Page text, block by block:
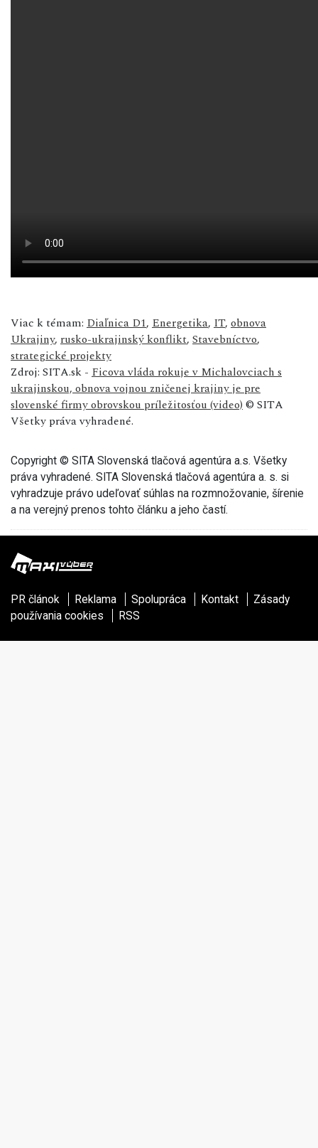
Viac k témam: Diaľnica D1, Energetika, IT, obnova
Ukrajiny, rusko-ukrajinský konflikt, Stavebníctvo,
strategické projekty
Zdroj: SITA.sk - Ficova vláda rokuje v Michalovciach s
ukrajinskou, obnova vojnou zničenej krajiny je pre
slovenské firmy obrovskou príležitosťou (video)© SITA
Všetky práva vyhradené.
Copyright © SITA Slovenská tlačová agentúra a.s. Všetky
práva vyhradené. SITA Slovenská tlačová agentúra a. s. si
vyhradzuje právo udeľovať súhlas na rozmnožovanie, šírenie
a na verejný prenos tohto článku a jeho častí.
PR článok Reklama Spolupráca Kontakt
Zásady
používania cookies
RSS